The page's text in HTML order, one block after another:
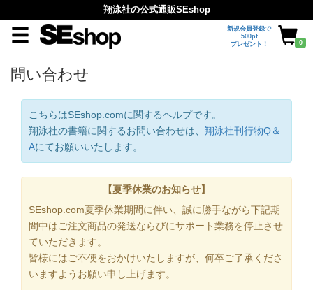
翔泳社の公式通販SEshop
新規会員登録で
500pt
プレゼント！
0
問い合わせ
こちらはSEshop.comに関するヘルプです。
翔泳社の書籍に関するお問い合わせは、 翔泳社刊行物Q＆
Aにてお願いいたします。
【夏季休業のお知らせ】
SEshop.com夏季休業期間に伴い、誠に勝手ながら下記期
間中はご注文商品の発送ならびにサポート業務を停止させ
ていただきます。
皆様にはご不便をおかけいたしますが、何卒ご了承くださ
いますようお願い申し上げます。